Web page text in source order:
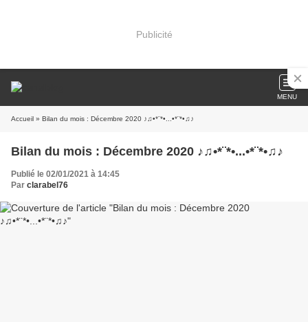
Publicité
MENU
Accueil » Bilan du mois : Décembre 2020 ♪♫•*¨*•...•*¨*•♫♪
Bilan du mois : Décembre 2020 ♪♫•*¨*•...•*¨*•♫♪
Publié le 02/01/2021 à 14:45
Par clarabel76